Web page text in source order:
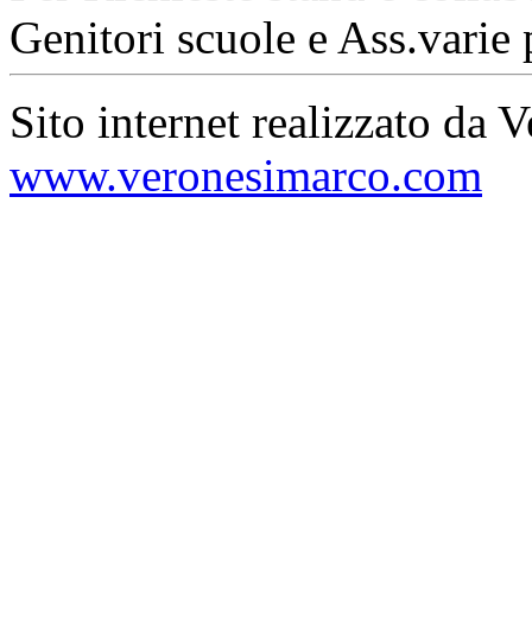
Genitori scuole e Ass.varie
Sito internet realizzato da
www.veronesimarco.com